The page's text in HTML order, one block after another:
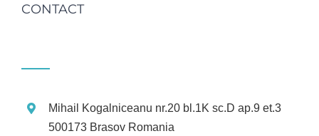
CONTACT
Mihail Kogalniceanu nr.20 bl.1K sc.D ap.9 et.3
500173 Brasov Romania